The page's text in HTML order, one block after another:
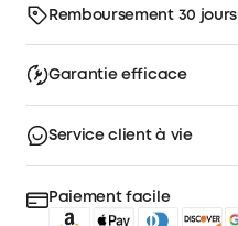
Remboursement 30 jours
Garantie efficace
Service client à vie
Paiement facile